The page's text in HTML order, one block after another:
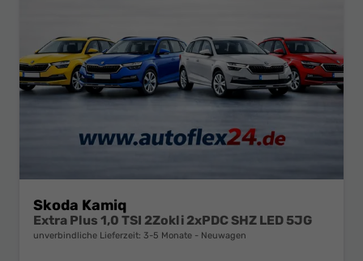
Skoda Kamiq
Extra Plus 1,0 TSI 2Zokli 2xPDC SHZ LED 5JG
unverbindliche Lieferzeit: 3-5 Monate Neuwagen